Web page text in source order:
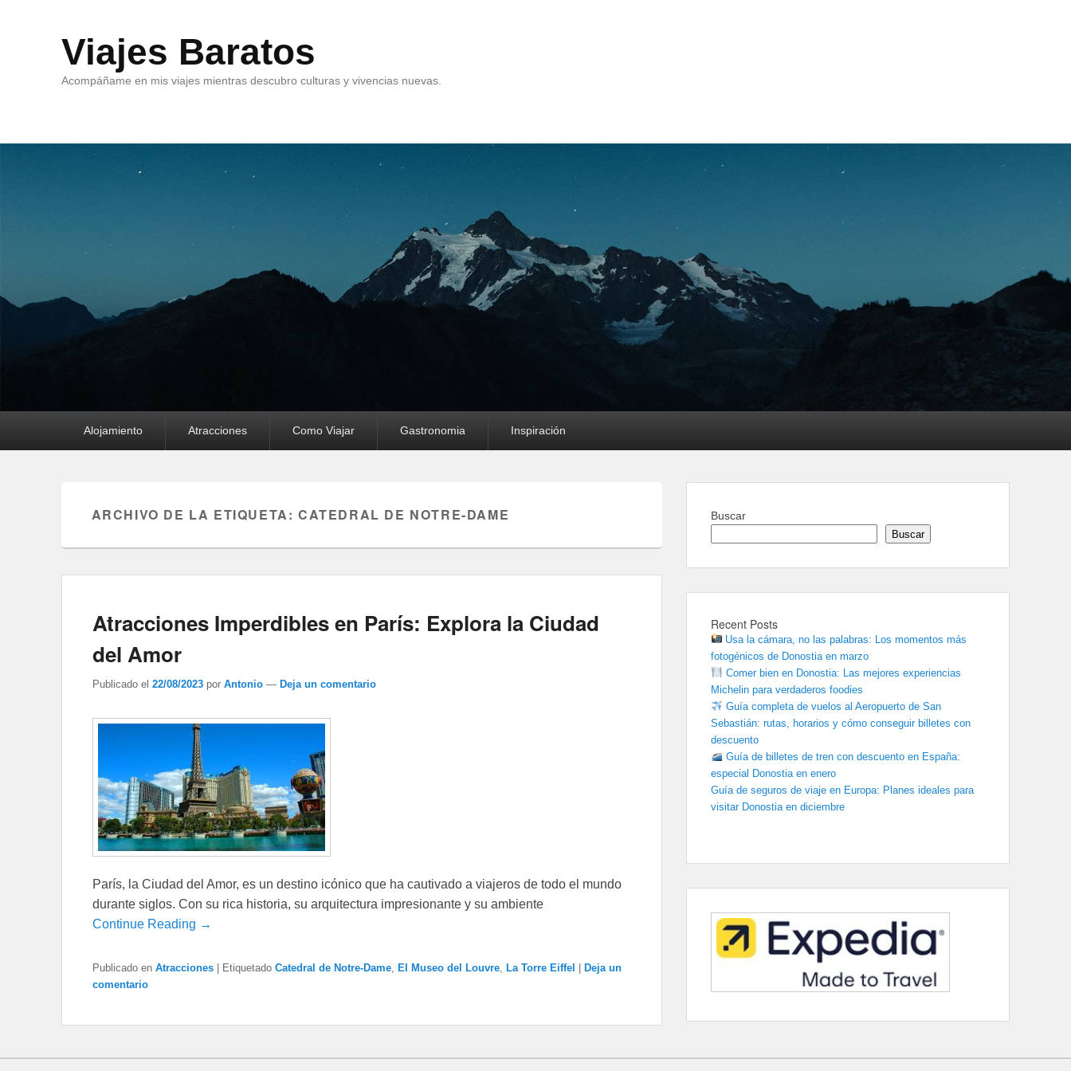
Viajes Baratos
Acompáñame en mis viajes mientras descubro culturas y vivencias nuevas.
Alojamiento Atracciones Como Viajar Gastronomia Inspiración
ARCHIVO DE LA ETIQUETA:CATEDRAL DE NOTRE-DAME
Atracciones Imperdibles en París: Explora la Ciudad
del Amor
Publicado el 22/08/2023 por Antonio — Deja un comentario
París, la Ciudad del Amor, es un destino icónico que ha cautivado a viajeros de todo el mundo
durante siglos. Con su rica historia, su arquitectura impresionante y su ambiente
Continue Reading →
Publicado en Atracciones Etiquetado Catedral de Notre-Dame El Museo del Louvre La Torre Eiffel
Deja un
comentario
Buscar
Buscar
Recent Posts
Usa la cámara, no las palabras: Los momentos más
fotogénicos de Donostia en marzo
Comer bien en Donostia: Las mejores experiencias
Michelin para verdaderos foodies
Guía completa de vuelos al Aeropuerto de San
Sebastián: rutas, horarios y cómo conseguir billetes con
descuento
Guía de billetes de tren con descuento en España:
especial Donostia en enero
Guía de seguros de viaje en Europa: Planes ideales para
visitar Donostia en diciembre